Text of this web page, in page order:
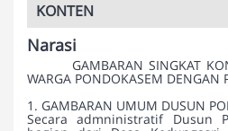
KONTEN
Narasi
GAMBARAN SINGKAT
WARGA PONDOKASEM DENGAN
1. GAMBARAN UMUM DUSUN
Secara admninistratif Dusun